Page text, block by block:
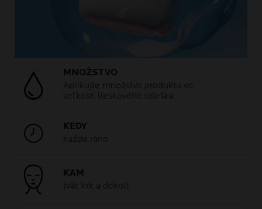
MNOŽSTVO
Aplikujte množstvo produktu vo
veľkosti lieskového orieška.
KEDY
každé ráno
KAM
tvár, krk a dekolt